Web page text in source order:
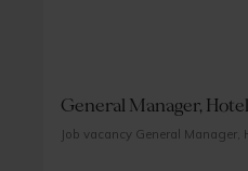
General Manager,
Job vacancy General